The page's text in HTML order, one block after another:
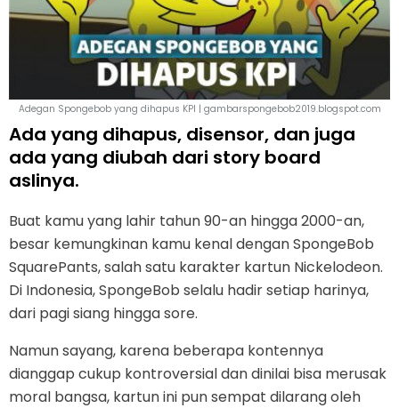
Adegan Spongebob yang dihapus KPI | gambarspongebob2019.blogspot.com
Ada yang dihapus, disensor, dan juga
ada yang diubah dari story board
aslinya.
Buat kamu yang lahir tahun 90-an hingga 2000-an,
besar kemungkinan kamu kenal dengan SpongeBob
SquarePants, salah satu karakter kartun Nickelodeon.
Di Indonesia, SpongeBob selalu hadir setiap harinya,
dari pagi siang hingga sore.
Namun sayang, karena beberapa kontennya
dianggap cukup kontroversial dan dinilai bisa merusak
moral bangsa, kartun ini pun sempat dilarang oleh